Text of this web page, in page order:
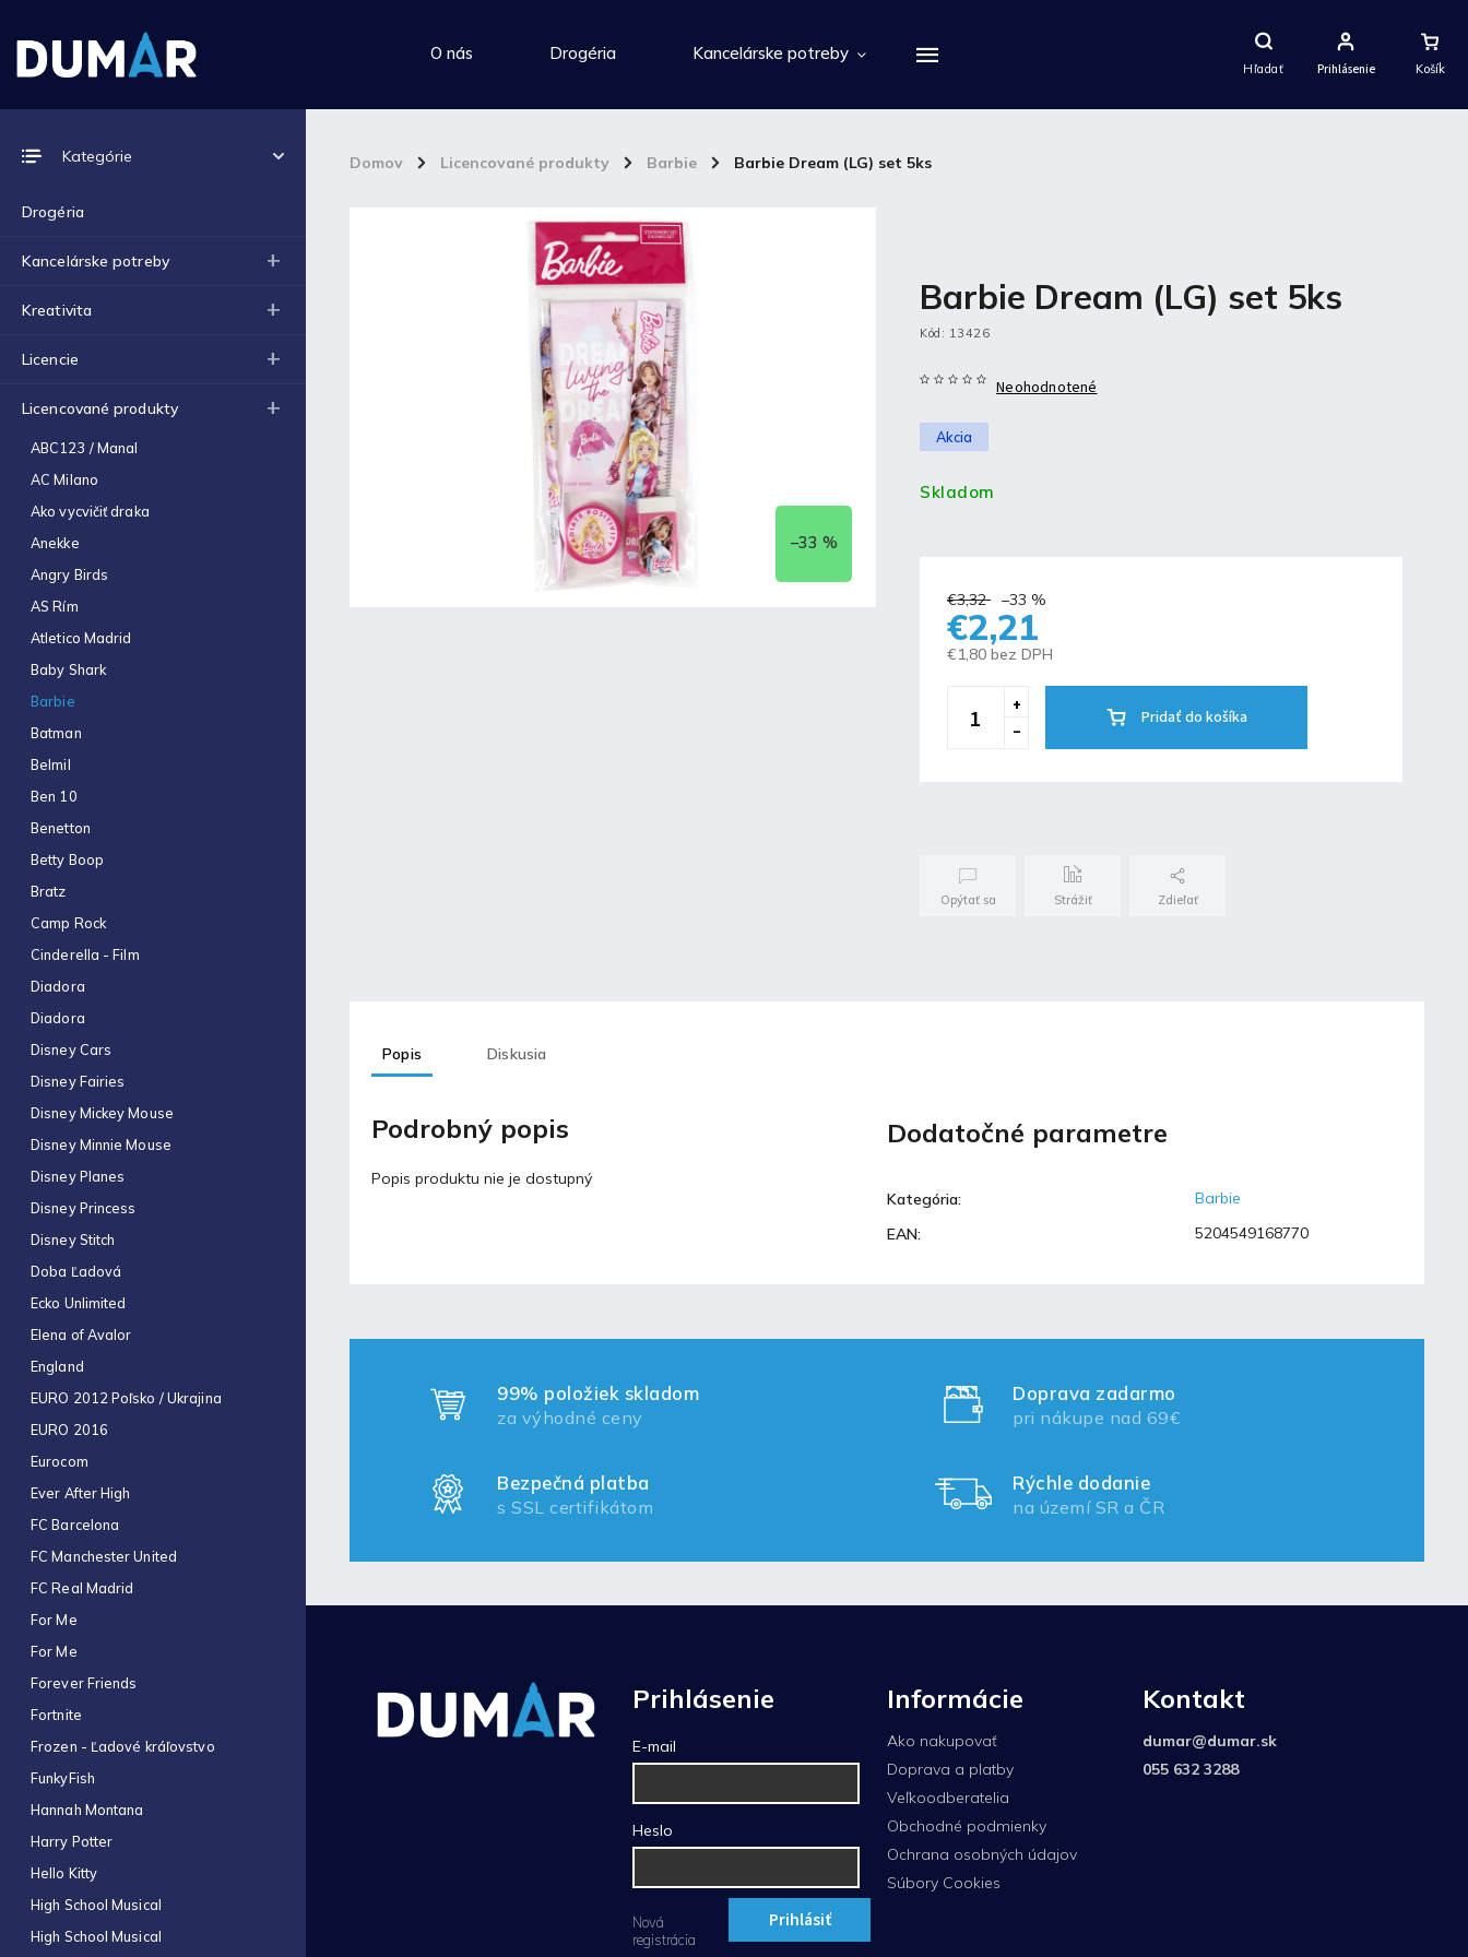
Hľadať
Nákupný
Košík
Prihlásenie
O nás Drogéria Kancelárske potreby
Domov / Licencované produkty / Barbie / Barbie Dream (LG) set 5ks
Kategórie
Drogéria
Kancelárske potreby
Kreativita
Licencie
Licencované produkty
ABC123 / Manal
AC Milano
Ako vycvičiť draka
Anekke
Angry Birds
AS Rím
Atletico Madrid
Baby Shark
Barbie
Batman
Belmil
Ben 10
Benetton
Betty Boop
Bratz
Camp Rock
Cinderella - Film
Diadora
Diadora
Disney Cars
Disney Fairies
Disney Mickey Mouse
Disney Minnie Mouse
Disney Planes
Disney Princess
Disney Stitch
Doba Ľadová
Ecko Unlimited
Elena of Avalor
England
EURO 2012 Poľsko / Ukrajina
EURO 2016
Eurocom
Ever After High
FC Barcelona
FC Manchester United
FC Real Madrid
For Me
For Me
Forever Friends
Fortnite
Frozen - Ľadové kráľovstvo
FunkyFish
Hannah Montana
Harry Potter
Hello Kitty
High School Musical
High School Musical
1ks
Výkres školský A3 (180g) -
€0,12
€0,22
0,7mm modrá
Zošit 523
€0,31
zásobníkom Antilop 5027
€0,86
€0,70
Obálka C4 (1ks)
€0,16
Obal na zošit A4 hrubý
Blog
Fortnite produkty za
špeciálne ceny!
30.11.2021
Labková patrola vo filme
17.5.2021
Laminovacia fólia a ich
využitie
17.5.2021
–33 %
Barbie Dream (LG) set 5ks
Kód: 13426
Akcia
Neohodnotené
Skladom
€3,32 –33 %
€2,21
€1,80 bez DPH
Pridať do košíka
Opýtať sa Strážiť Zdieľať
Popis Diskusia
Podrobný popis
Popis produktu nie je dostupný
Dodatočné parametre
Kategória:
Barbie
EAN: 5204549168770
99% položiek skladom
za výhodné ceny
Doprava zadarmo
pri nákupe nad 69€
Bezpečná platba
s SSL certifikátom
Rýchle dodanie
na území SR a ČR
Prihlásenie
E-mail
Heslo
Prihlásiť
Nová
registrácia
Informácie
Ako nakupovať
Doprava a platby
Veľkoodberatelia
Obchodné podmienky
Ochrana osobných údajov
Súbory Cookies
Kontakt
dumar@dumar.sk
055 632 3288